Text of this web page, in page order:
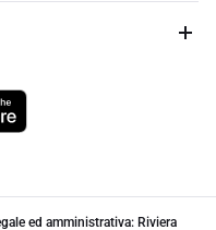
ed amministrativa: Riviera